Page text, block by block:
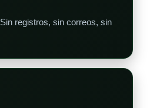
registros, sin correos, sin